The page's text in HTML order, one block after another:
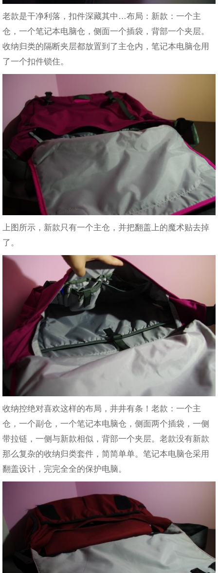
老款是干净利落，扣件深藏其中…布局：新款：一个主
仓，一个笔记本电脑仓，侧面一个插袋，背部一个夹层。
收纳归类的隔断夹层都放置到了主仓内，笔记本电脑仓用
了一个扣件锁住。
上图所示，新款只有一个主仓，并把翻盖上的魔术贴去掉
了。
收纳控绝对喜欢这样的布局，井井有条！老款：一个主
仓，一个副仓，一个笔记本电脑仓，侧面两个插袋，一侧
带拉链，一侧与新款相似，背部一个夹层。老款没有新款
那么复杂的收纳归类套件，简简单单。笔记本电脑仓采用
翻盖设计，完完全全的保护电脑。